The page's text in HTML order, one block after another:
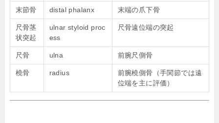
末節骨 distal phalanx 末端の爪下骨
尺骨茎
状突起
ulnar styloid proc
ess
尺骨遠位端の突起
尺骨 ulna 前腕尺側骨
橈骨 radius
前腕橈側骨（手関節では遠
位端を主に評価）